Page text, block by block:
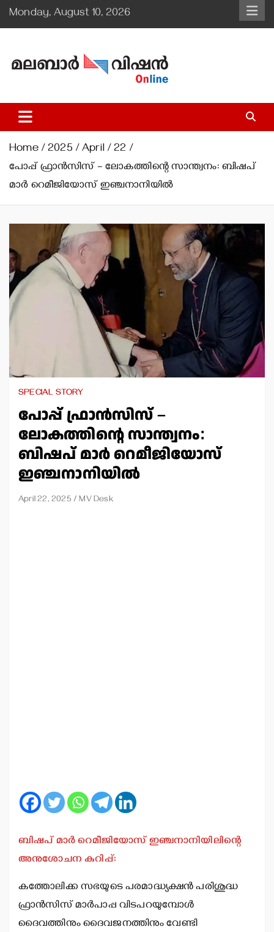
Skip
to
Monday, August 10, 2026
Malabar Vision Online
Illuminating Diocesan News with Divine Clarity.
Home 2025 April
22
പോപ്പ് ഫ്രാന്‍സിസ് – ലോകത്തിന്റെ സാന്ത്വനം: ബിഷപ്
മാര്‍ റെമീജിയോസ് ഇഞ്ചനാനിയില്‍
SPECIAL STORY
പോപ്പ് ഫ്രാന്‍സിസ് –
ലോകത്തിന്റെ സാന്ത്വനം:
ബിഷപ് മാര്‍ റെമീജിയോസ്
ഇഞ്ചനാനിയില്‍
April 22, 2025 MV Desk
ബിഷപ് മാര്‍ റെമീജിയോസ് ഇഞ്ചനാനിയിലിന്റെ
അനുശോചന കുറിപ്പ്:
കത്തോലിക്ക സഭയുടെ പരമാദ്ധ്യക്ഷന്‍ പരിശുദ്ധ
ഫ്രാന്‍സിസ് മാര്‍പാപ്പ വിടപറയുമ്പോള്‍
ദൈവത്തിനും ദൈവജനത്തിനും വേണ്ടി